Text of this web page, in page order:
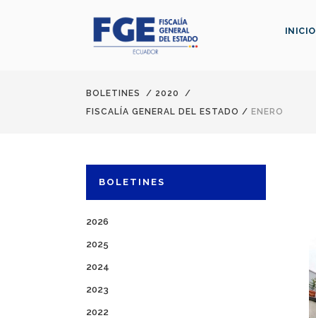
INICIO
BOLETINES / 2020
/
FISCALÍA GENERAL DEL ESTADO / ENERO
BOLETINES
2026
2025
2024
2023
2022